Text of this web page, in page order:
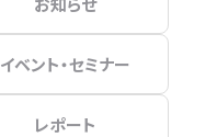
イベント・セミナー
レポート